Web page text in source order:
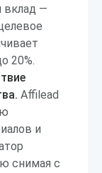
вклад —
20%.
Affilead
и
снимая с